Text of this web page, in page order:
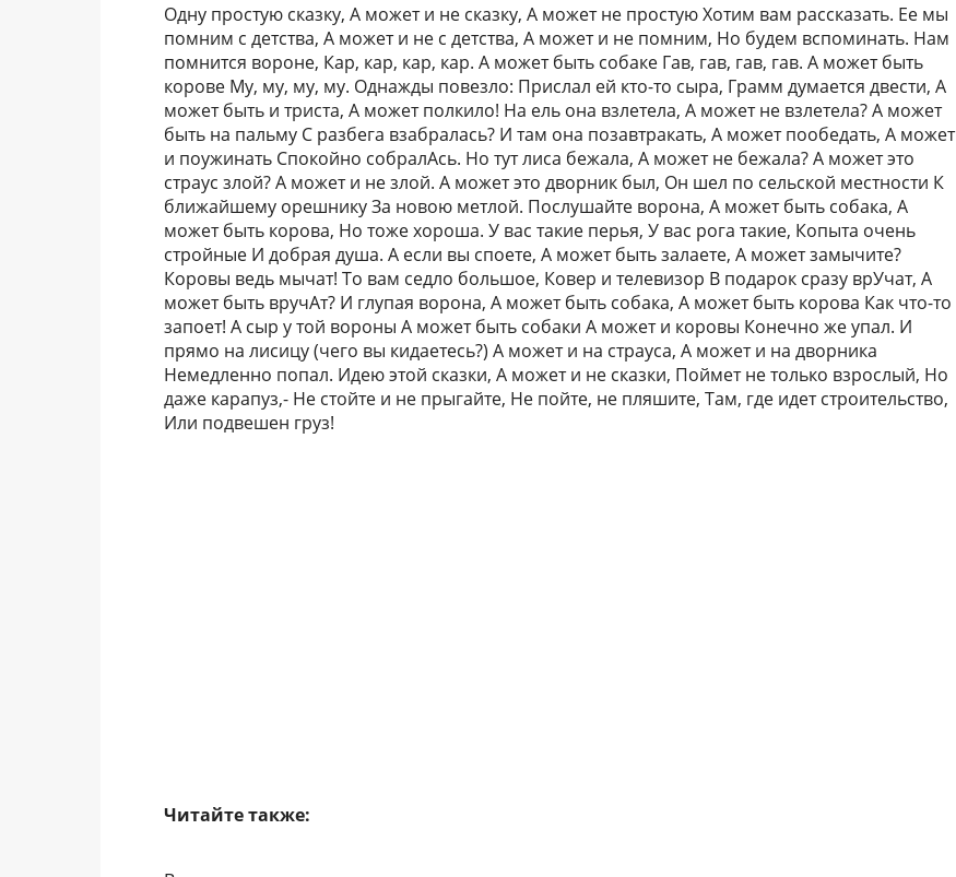
Одну простую сказку, А может и не сказку, А может не простую Хотим вам рассказать. Ее мы
помним с детства, А может и не с детства, А может и не помним, Но будем вспоминать. Нам
помнится вороне, Кар, кар, кар, кар. А может быть собаке Гав, гав, гав, гав. А может быть
корове Му, му, му, му. Однажды повезло: Прислал ей кто-то сыра, Грамм думается двести, А
может быть и триста, А может полкило! На ель она взлетела, А может не взлетела? А может
быть на пальму С разбега взабралась? И там она позавтракать, А может пообедать, А может
и поужинать Спокойно собралАсь. Но тут лиса бежала, А может не бежала? А может это
страус злой? А может и не злой. А может это дворник был, Он шел по сельской местности К
ближайшему орешнику За новою метлой. Послушайте ворона, А может быть собака, А
может быть корова, Но тоже хороша. У вас такие перья, У вас рога такие, Копыта очень
стройные И добрая душа. А если вы споете, А может быть залаете, А может замычите?
Коровы ведь мычат! То вам седло большое, Ковер и телевизор В подарок сразу врУчат, А
может быть вручАт? И глупая ворона, А может быть собака, А может быть корова Как что-то
запоет! А сыр у той вороны А может быть собаки А может и коровы Конечно же упал. И
прямо на лисицу (чего вы кидаетесь?) А может и на страуса, А может и на дворника
Немедленно попал. Идею этой сказки, А может и не сказки, Поймет не только взрослый, Но
даже карапуз,- Не стойте и не прыгайте, Не пойте, не пляшите, Там, где идет строительство,
Или подвешен груз!
Читайте также: